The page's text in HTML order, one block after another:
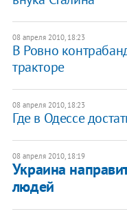
08 апреля 2010, 18:23
В Ровно
тракторе
08 апреля 2010, 18:23
Где в Одессе
08 апреля 2010, 18:19
Украина
людей